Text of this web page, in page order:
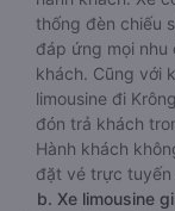
thống đèn chiếu
đáp ứng mọi nhu
khách. Cũng với
limousine đi
đón trả khách
Hành khách
đặt vé trực tuyến
b. Xe limousine